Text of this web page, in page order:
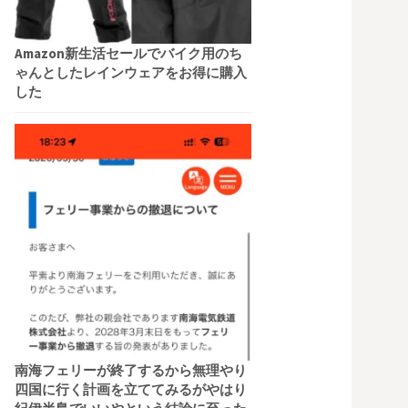
Amazon新生活セールでバイク用のち
ゃんとしたレインウェアをお得に購入
した
南海フェリーが終了するから無理やり
四国に行く計画を立ててみるがやはり